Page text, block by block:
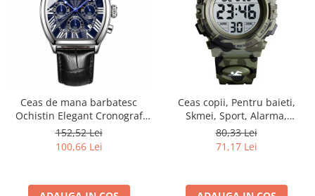
Ceas de mana barbatesc
Ochistin Elegant Cronograf
Luxury Fashion Business
Analog Quartz
152,52 Lei
100,66 Lei
Ceas copii, Pentru baieti,
Skmei, Sport, Alarma,
Cronometru, Digital, Camuflaj,
Army Green
80,33 Lei
71,17 Lei